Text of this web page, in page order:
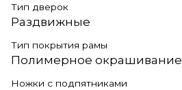
Тип дверок
Раздвижные
Тип покрытия рамы
Полимерное окрашивание
Ножки с подпятниками